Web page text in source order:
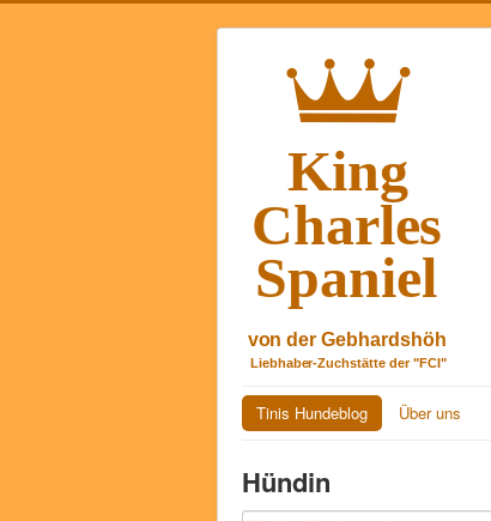
Tinis Hundeblog Über uns
Hündin